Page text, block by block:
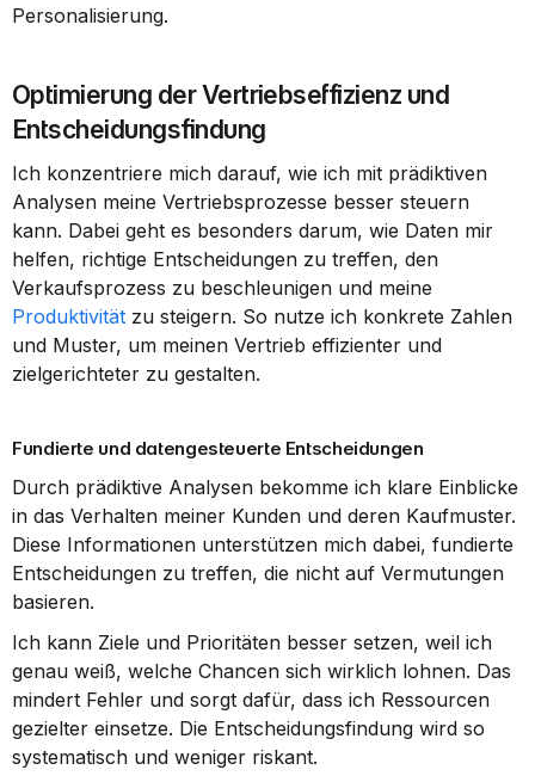
Personalisierung.
Optimierung der Vertriebseffizienz und
Entscheidungsfindung
Ich konzentriere mich darauf, wie ich mit prädiktiven
Analysen meine Vertriebsprozesse besser steuern
kann. Dabei geht es besonders darum, wie Daten mir
helfen, richtige Entscheidungen zu treffen, den
Produktivität zu steigern. So nutze ich konkrete Zahlen
und Muster, um meinen Vertrieb effizienter und
zielgerichteter zu gestalten.
Fundierte und datengesteuerte Entscheidungen
Durch prädiktive Analysen bekomme ich klare Einblicke
in das Verhalten meiner Kunden und deren Kaufmuster.
Diese Informationen unterstützen mich dabei, fundierte
Entscheidungen zu treffen, die nicht auf Vermutungen
basieren.
Ich kann Ziele und Prioritäten besser setzen, weil ich
genau weiß, welche Chancen sich wirklich lohnen. Das
mindert Fehler und sorgt dafür, dass ich Ressourcen
gezielter einsetze. Die Entscheidungsfindung wird so
systematisch und weniger riskant.